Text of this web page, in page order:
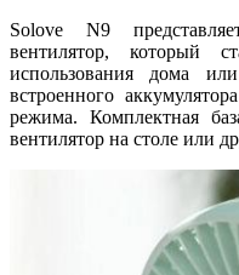
Solove N9
вентилятор, который
использования дома
встроенного
режима. Комплектная
вентилятор на столе или